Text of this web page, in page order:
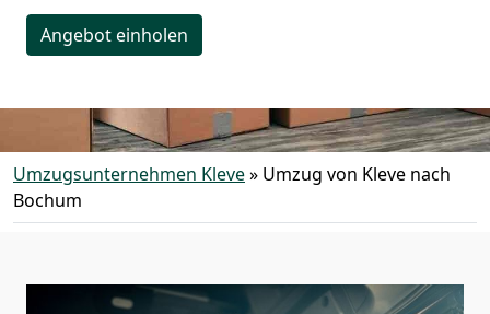
Angebot einholen
Umzugsunternehmen Kleve» Umzug von Kleve nach
Bochum